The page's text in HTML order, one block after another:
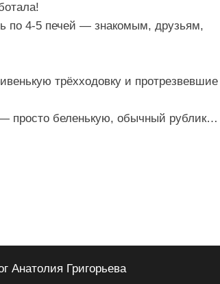
по 4-5 печей — знакомым, друзьям,
трёхходовку и протрезвевшие
просто беленькую, обычный рублик…
Анатолия Григорьева